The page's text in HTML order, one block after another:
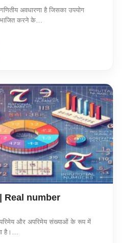
अवधारणा है जिसका उपयोग
करने के…
| Real number
और अपरिमेय संख्याओं के रूप में
है।…